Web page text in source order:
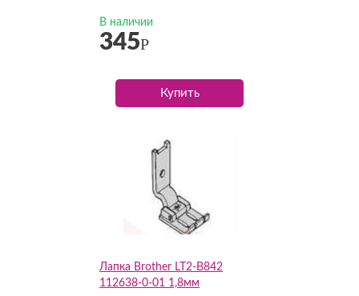
В наличии
345Р
Купить
Лапка Brother LT2-B842
112638-0-01 1,8мм